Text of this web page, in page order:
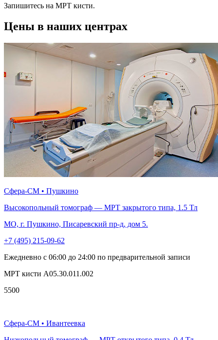
Запишитесь на МРТ кисти.
Цены в наших центрах
Сфера-СМ • Пушкино
Высокопольный томограф — МРТ закрытого типа, 1.5 Тл
МО, г. Пушкино, Писаревский пр-д, дом 5.
+7 (495) 215-09-62
Ежедневно с 06:00 до 24:00 по предварительной записи
МРТ кисти A05.30.011.002
5500
Сфера-СМ • Ивантеевка